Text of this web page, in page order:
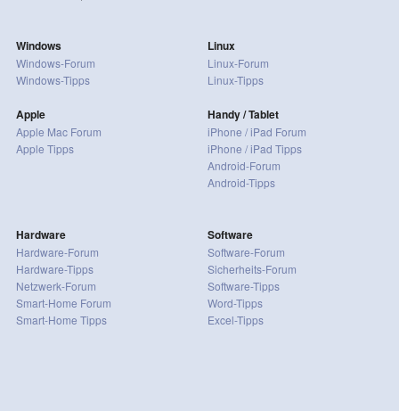
Windows
Windows-Forum
Windows-Tipps
Apple
Apple Mac Forum
Apple Tipps
Linux
Linux-Forum
Linux-Tipps
Handy / Tablet
iPhone / iPad Forum
iPhone / iPad Tipps
Android-Forum
Android-Tipps
Hardware
Hardware-Forum
Hardware-Tipps
Netzwerk-Forum
Smart-Home Forum
Smart-Home Tipps
Software
Software-Forum
Sicherheits-Forum
Software-Tipps
Word-Tipps
Excel-Tipps